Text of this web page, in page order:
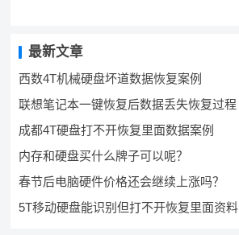
最新文章
西数4T机械硬盘坏道数据恢复案例
联想笔记本一键恢复后数据丢失恢复过程
成都4T硬盘打不开恢复里面数据案例
内存和硬盘买什么牌子可以呢？
春节后电脑硬件价格还会继续上涨吗？
5T移动硬盘能识别但打不开恢复里面资料